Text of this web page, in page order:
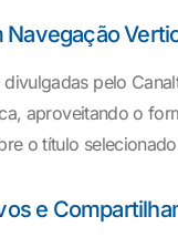
Navegação
pelo
aproveitando o
o título
e